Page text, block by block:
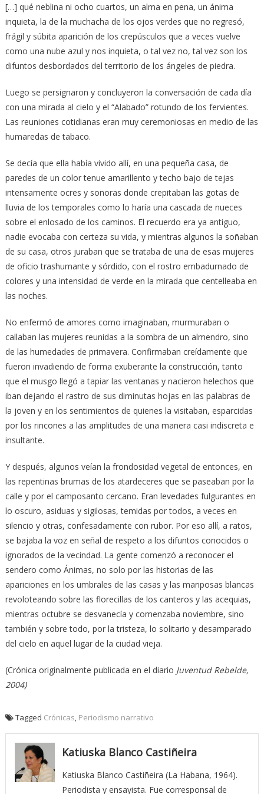
[…] qué neblina ni ocho cuartos, un alma en pena, un ánima
inquieta, la de la muchacha de los ojos verdes que no regresó,
frágil y súbita aparición de los crepúsculos que a veces vuelve
como una nube azul y nos inquieta, o tal vez no, tal vez son los
difuntos desbordados del territorio de los ángeles de piedra.
Luego se persignaron y concluyeron la conversación de cada día
con una mirada al cielo y el “Alabado” rotundo de los fervientes.
Las reuniones cotidianas eran muy ceremoniosas en medio de las
humaredas de tabaco.
Se decía que ella había vivido allí, en una pequeña casa, de
paredes de un color tenue amarillento y techo bajo de tejas
intensamente ocres y sonoras donde crepitaban las gotas de
lluvia de los temporales como lo haría una cascada de nueces
sobre el enlosado de los caminos. El recuerdo era ya antiguo,
nadie evocaba con certeza su vida, y mientras algunos la soñaban
de su casa, otros juraban que se trataba de una de esas mujeres
de oficio trashumante y sórdido, con el rostro embadurnado de
colores y una intensidad de verde en la mirada que centelleaba en
las noches.
No enfermó de amores como imaginaban, murmuraban o
callaban las mujeres reunidas a la sombra de un almendro, sino
de las humedades de primavera. Confirmaban creídamente que
fueron invadiendo de forma exuberante la construcción, tanto
que el musgo llegó a tapiar las ventanas y nacieron helechos que
iban dejando el rastro de sus diminutas hojas en las palabras de
la joven y en los sentimientos de quienes la visitaban, esparcidas
por los rincones a las amplitudes de una manera casi indiscreta e
insultante.
Y después, algunos veían la frondosidad vegetal de entonces, en
las repentinas brumas de los atardeceres que se paseaban por la
calle y por el camposanto cercano. Eran levedades fulgurantes en
lo oscuro, asiduas y sigilosas, temidas por todos, a veces en
silencio y otras, confesadamente con rubor. Por eso allí, a ratos,
se bajaba la voz en señal de respeto a los difuntos conocidos o
ignorados de la vecindad. La gente comenzó a reconocer el
sendero como Ánimas, no solo por las historias de las
apariciones en los umbrales de las casas y las mariposas blancas
revoloteando sobre las florecillas de los canteros y las acequias,
mientras octubre se desvanecía y comenzaba noviembre, sino
también y sobre todo, por la tristeza, lo solitario y desamparado
del cielo en aquel lugar de la ciudad vieja.
(Crónica originalmente publicada en el diario Juventud Rebelde,
2004)
Tagged Crónicas Periodismo narrativo
Katiuska Blanco Castiñeira
Katiuska Blanco Castiñeira (La Habana, 1964).
Periodista y ensayista. Fue corresponsal de